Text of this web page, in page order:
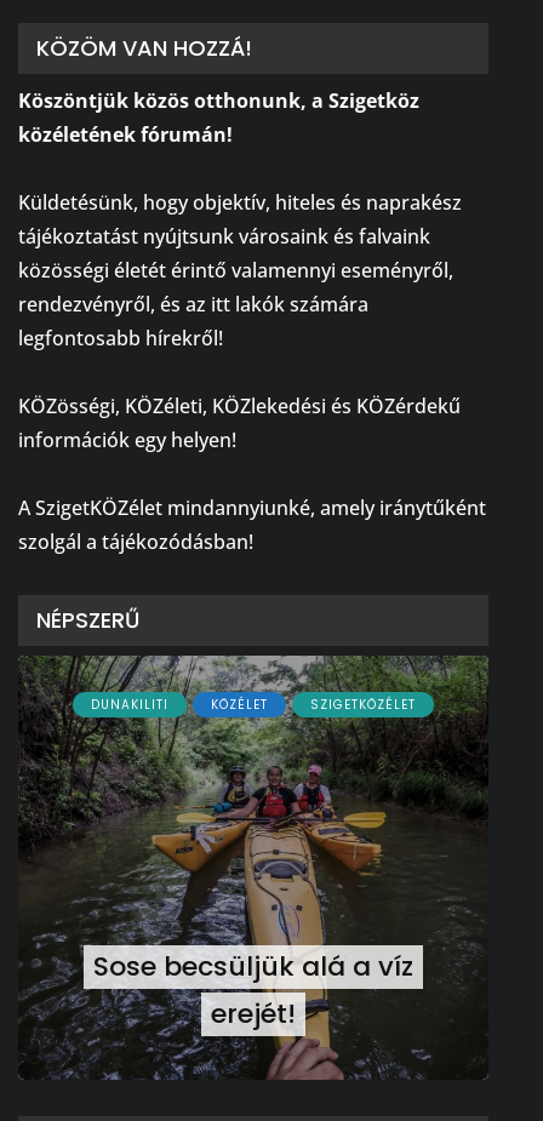
KÖZÖM VAN HOZZÁ!
Köszöntjük közös otthonunk, a Szigetköz
közéletének fórumán!
Küldetésünk, hogy objektív, hiteles és naprakész
tájékoztatást nyújtsunk városaink és falvaink
közösségi életét érintő valamennyi eseményről,
rendezvényről, és az itt lakók számára
legfontosabb hírekről!
KÖZösségi, KÖZéleti, KÖZlekedési és KÖZérdekű
információk egy helyen!
A SzigetKÖZélet mindannyiunké, amely iránytűként
szolgál a tájékozódásban!
NÉPSZERŰ
DUNAKILITI KÖZÉLET SZIGETKÖZÉLET
Sose becsüljük alá a víz
erejét!